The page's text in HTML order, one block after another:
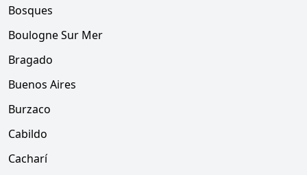
Bosques
Boulogne Sur Mer
Bragado
Buenos Aires
Burzaco
Cabildo
Cacharí